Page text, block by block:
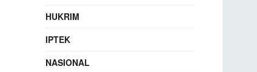
HUKRIM
IPTEK
NASIONAL